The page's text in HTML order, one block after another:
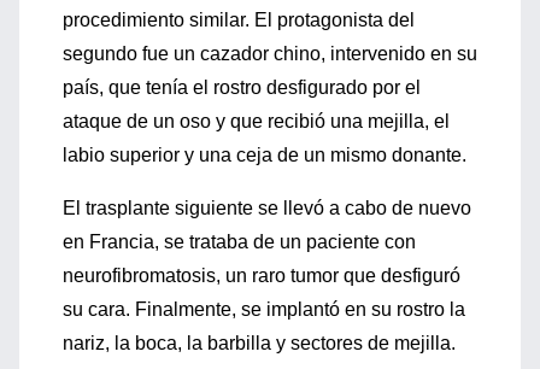
procedimiento similar. El protagonista del
segundo fue un cazador chino, intervenido en su
país, que tenía el rostro desfigurado por el
ataque de un oso y que recibió una mejilla, el
labio superior y una ceja de un mismo donante.
El trasplante siguiente se llevó a cabo de nuevo
en Francia, se trataba de un paciente con
neurofibromatosis, un raro tumor que desfiguró
su cara. Finalmente, se implantó en su rostro la
nariz, la boca, la barbilla y sectores de mejilla.